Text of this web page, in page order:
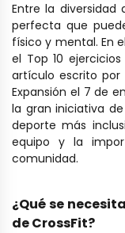
Entre la diversidad
perfecta que
físico y mental. En
el Top 10
artículo escrito por
Expansión el 7 de
la gran iniciativa de
deporte más
equipo y la
comunidad.
¿Qué se
de CrossFit?